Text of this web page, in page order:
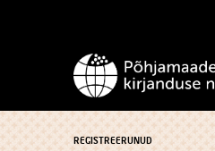
REGISTREERUNUD